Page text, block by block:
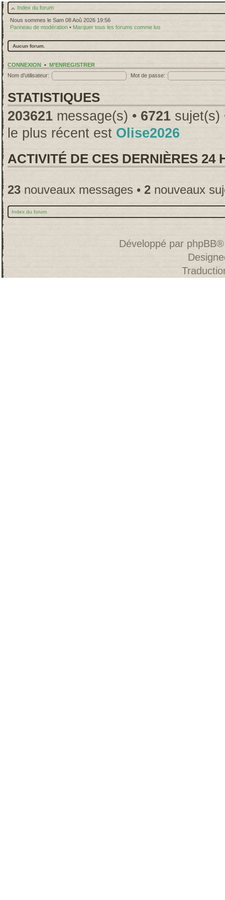
Index du forum
Nous sommes le Sam 08 Aoû 2026 19:56
Panneau de modération • Marquer tous les forums comme lus
Aucun forum.
CONNEXION • M’ENREGISTRER
Nom d’utilisateur:
Mot de passe:
STATISTIQUES
203621 message(s) • 6721 sujet(s)
le plus récent est Olise2026
ACTIVITÉ DE CES DERNIÈRES 24
23 nouveaux messages • 2 nouveaux
Index du forum
Développé par phpBB®